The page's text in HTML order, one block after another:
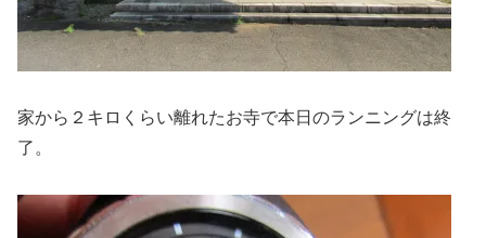
家から２キロくらい離れたお寺で本日のランニングは終
了。